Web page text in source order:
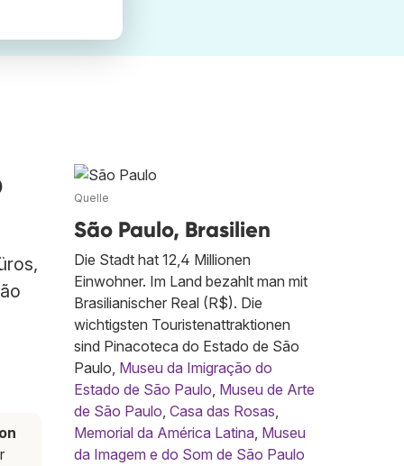
Quelle
São Paulo, Brasilien
Die Stadt hat 12,4 Millionen
Einwohner. Im Land bezahlt man mit
Brasilianischer Real (R$). Die
wichtigsten Touristenattraktionen
sind Pinacoteca do Estado de São
Paulo, Museu da Imigração do
Estado de São Paulo, Museu de Arte
de São Paulo, Casa das Rosas,
Memorial da América Latina, Museu
da Imagem e do Som de São Paulo